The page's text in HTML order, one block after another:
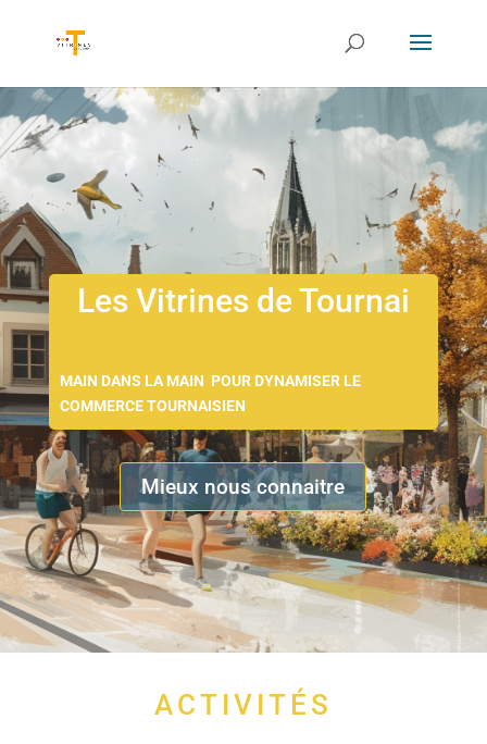
Les Vitrines de Tournai
MAIN DANS LA MAIN POUR DYNAMISER LE
COMMERCE TOURNAISIEN
Mieux nous connaitre
ACTIVITÉS